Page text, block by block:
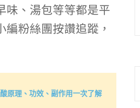
味、湯包等等都是平
粉絲團按讚追蹤，
原理、功效、副作用一次了解